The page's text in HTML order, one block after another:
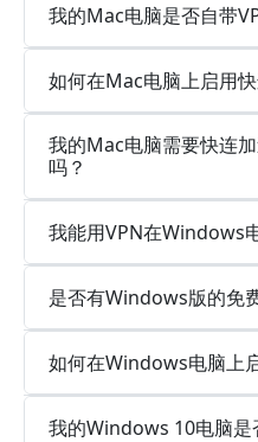
我的Mac电脑是否自带
如何在Mac电脑上启用
我的Mac电脑需要快连
吗？
我能用VPN在Windows
是否有Windows版的免
如何在Windows电脑上
我的Windows 10电脑是